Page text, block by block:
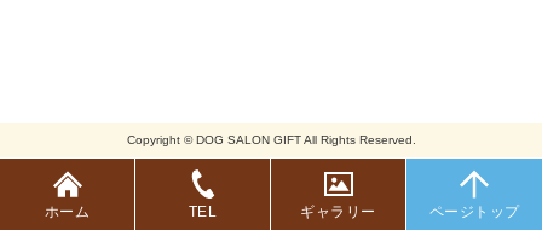
Copyright © DOG SALON GIFT All Rights Reserved.
ホーム TEL ギャラリー ページトップ